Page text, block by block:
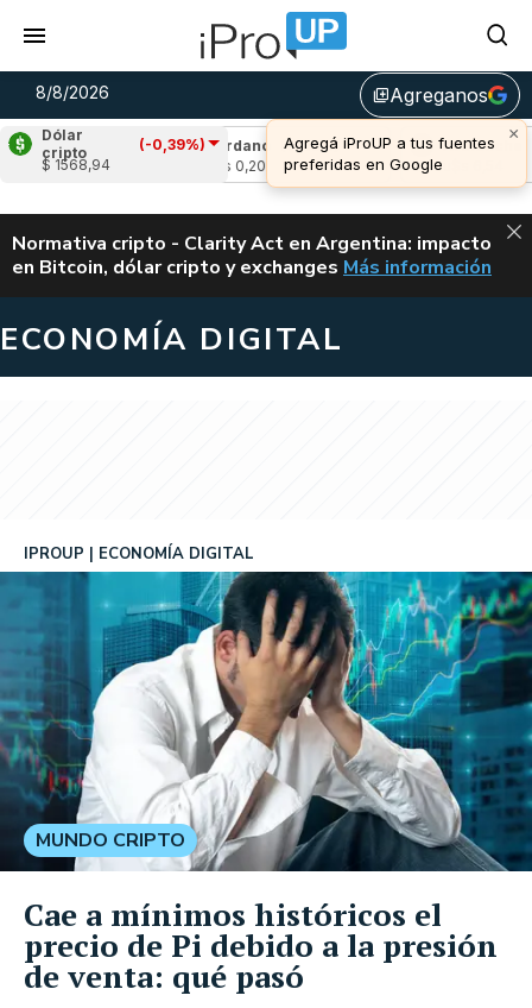
8/8/2026 library_addAgreganos
×
Agregá iProUP a tus fuentes
preferidas en Google
Dólar
cripto
(-0,39%)
$ 1568,94
Cardano
(0,25%)
u$s 0,20
Avalanche
u$s 6,54
ALERTA
Normativa cripto - Clarity Act en Argentina: impacto
en Bitcoin, dólar cripto y exchanges CLARITY ACT EN
Más información
ECONOMÍA DIGITAL
IPROUP ECONOMÍA DIGITAL
MUNDO CRIPTO
Cae a mínimos históricos el
precio de Pi debido a la presión
de venta: qué pasó